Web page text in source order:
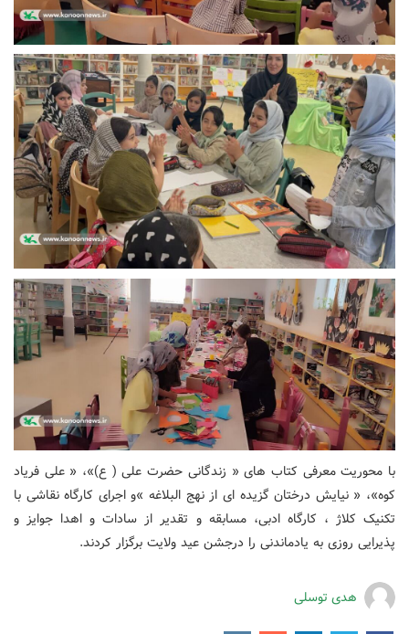
با محوریت معرفی کتاب های « زندگانی حضرت علی ( ع)»، « علی فریاد
کوه»، « نیایش درختان گزیده ای از نهج البلاغه »و اجرای کارگاه نقاشی با
تکنیک کلاژ ، کارگاه ادبی، مسابقه و تقدیر از سادات و اهدا جوایز و
پذیرایی روزی به یادماندنی را درجشن عید ولایت برگزار کردند.
هدی توسلی